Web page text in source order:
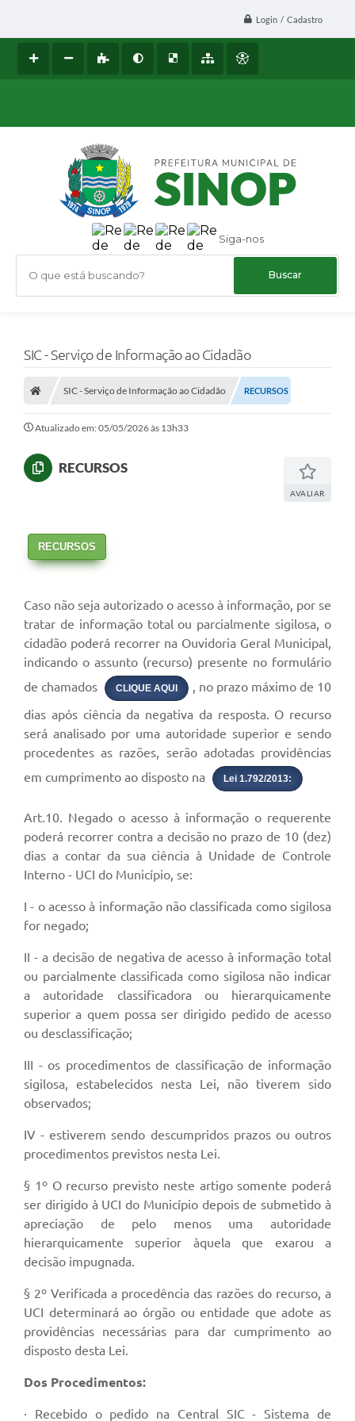
Login / Cadastro
Siga-nos
O que está buscando?
SIC - Serviço de Informação ao Cidadão
SIC - Serviço de Informação ao Cidadão RECURSOS
Atualizado em: 05/05/2026 às 13h33
RECURSOS
AVALIAR
RECURSOS
Caso não seja autorizado o acesso à informação, por se
tratar de informação total ou parcialmente sigilosa, o
cidadão poderá recorrer na Ouvidoria Geral Municipal,
indicando o assunto (recurso) presente no formulário
de chamados
CLIQUE AQUI
, no prazo máximo de 10
dias após ciência da negativa da resposta. O recurso
será analisado por uma autoridade superior e sendo
procedentes as razões, serão adotadas providências
em cumprimento ao disposto na
Lei 1.792/2013:
Art.10. Negado o acesso à informação o requerente
poderá recorrer contra a decisão no prazo de 10 (dez)
dias a contar da sua ciência à Unidade de Controle
Interno - UCI do Município, se:
I - o acesso à informação não classificada como sigilosa
for negado;
II - a decisão de negativa de acesso à informação total
ou parcialmente classificada como sigilosa não indicar
a autoridade classificadora ou hierarquicamente
superior a quem possa ser dirigido pedido de acesso
ou desclassificação;
III - os procedimentos de classificação de informação
sigilosa, estabelecidos nesta Lei, não tiverem sido
observados;
IV - estiverem sendo descumpridos prazos ou outros
procedimentos previstos nesta Lei.
§ 1º O recurso previsto neste artigo somente poderá
ser dirigido à UCI do Município depois de submetido à
apreciação de pelo menos uma autoridade
hierarquicamente superior àquela que exarou a
decisão impugnada.
§ 2º Verificada a procedência das razões do recurso, a
UCI determinará ao órgão ou entidade que adote as
providências necessárias para dar cumprimento ao
disposto desta Lei.
Dos Procedimentos:
· Recebido o pedido na Central SIC - Sistema de